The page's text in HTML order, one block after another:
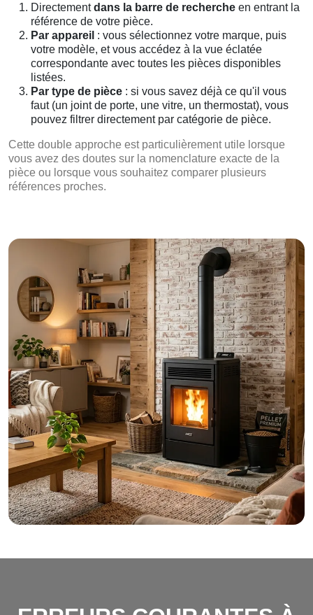
Directementdans la barre de recherche en entrant la
référence de votre pièce.
Par appareil : vous sélectionnez votre marque, puis
votre modèle, et vous accédez à la vue éclatée
correspondante avec toutes les pièces disponibles
listées.
Par type de pièce : si vous savez déjà ce qu'il vous
faut (un joint de porte, une vitre, un thermostat), vous
pouvez filtrer directement par catégorie de pièce.
Cette double approche est particulièrement utile lorsque
vous avez des doutes sur la nomenclature exacte de la
pièce ou lorsque vous souhaitez comparer plusieurs
références proches.